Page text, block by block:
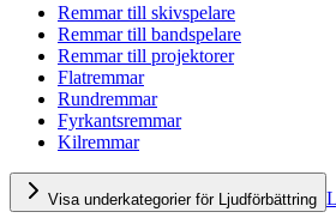
Remmar till skivspelare
Remmar till bandspelare
Remmar till projektorer
Flatremmar
Rundremmar
Fyrkantsremmar
Kilremmar
Visa underkategorier för Ljudförbättring